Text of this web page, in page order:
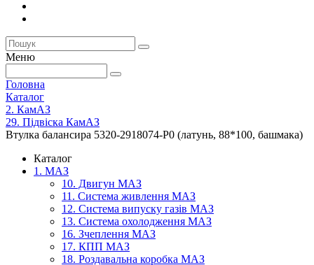
Меню
Головна
Каталог
2. КамАЗ
29. Підвіска КамАЗ
Втулка балансира 5320-2918074-Р0 (латунь, 88*100, башмака)
Каталог
1. МАЗ
10. Двигун МАЗ
11. Система живлення МАЗ
12. Система випуску газів МАЗ
13. Система охолодження МАЗ
16. Зчеплення МАЗ
17. КПП МАЗ
18. Роздавальна коробка МАЗ